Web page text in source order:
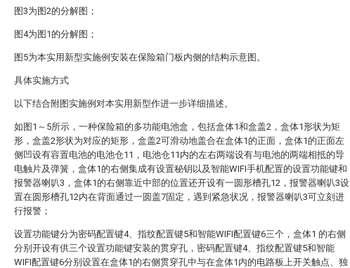
图3为图2的分解图；
图4为图1的分解图；
图5为本实用新型实施例安装在保险箱门板内侧的结构示意图。
具体实施方式
以下结合附图实施例对本实用新型作进一步详细描述。
如图1～5所示，一种保险箱的多功能电池盒，包括盒体1和盒盖2，盒体1形状为矩
形，盒盖2形状为对应的矩形，盒盖2可滑动地盖合在盒体1的正面，盒体1的正面左
侧凹设有容置电池的电池仓11，电池仓11内的左右两端设有与电池的两端相抵的导
电触片及弹簧，盒体1的右侧集成有设置秘钥以及智能WIFI手机配置的设置功能键和
报警器喇叭3，盒体1的右侧靠近中部的位置还开设有一圆形槽孔12，报警器喇叭3设
置在圆形槽孔12内在背面通过一圆盖7固定，遇到紧急状况，报警器喇叭3可立刻进
行报警；
设置功能键分为密码配置键4、指纹配置键5和智能WIFI配置键6三个，盒体1 的右侧
分别开设有供三个设置功能键安装的贯穿孔，密码配置键4、指纹配置键5和智能
WIFI配置键6分别设置在盒体1的右侧贯穿孔中与在盒体1内的电路板上开关触点、独